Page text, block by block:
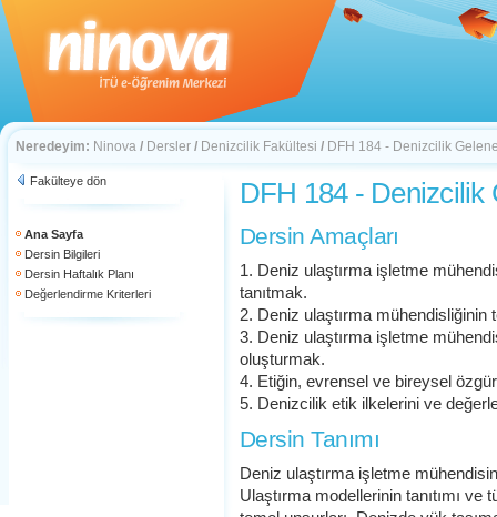
Neredeyim: Ninova / Dersler / Denizcilik Fakültesi / DFH 184 - Denizcilik
Fakülteye dön
Ana Sayfa
Dersin Bilgileri
Dersin Haftalık Planı
Değerlendirme Kriterleri
DFH 184 - Denizcilik
Dersin Amaçları
1. Deniz ulaştırma işletme
tanıtmak.
2. Deniz ulaştırma mühendisliğinin
3. Deniz ulaştırma işletme
oluşturmak.
4. Etiğin, evrensel ve bireysel
5. Denizcilik etik ilkelerini ve
Dersin Tanımı
Deniz ulaştırma işletme
Ulaştırma modellerinin tanıtımı ve